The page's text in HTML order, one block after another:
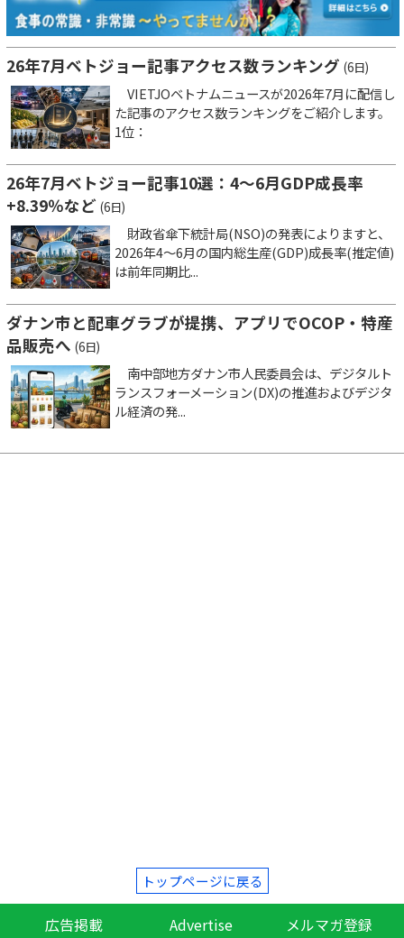
26年7月ベトジョー記事アクセス数ランキング (6日)
VIETJOベトナムニュースが2026年7月に配信し
た記事のアクセス数ランキングをご紹介します。
1位：
26年7月ベトジョー記事10選：4～6月GDP成長率
+8.39％など (6日)
財政省傘下統計局(NSO)の発表によりますと、
2026年4～6月の国内総生産(GDP)成長率(推定値)
は前年同期比...
ダナン市と配車グラブが提携、アプリでOCOP・特産
品販売へ (6日)
南中部地方ダナン市人民委員会は、デジタルト
ランスフォーメーション(DX)の推進およびデジタ
ル経済の発...
トップページに戻る
広告掲載 Advertise メルマガ登録